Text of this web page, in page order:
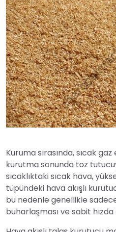
Kuruma sırasında, sıcak
kurutma sonunda toz
sıcaklıktaki sıcak hava,
tüpündeki hava akışlı
bu nedenle genellikle
buharlaşması ve sabit